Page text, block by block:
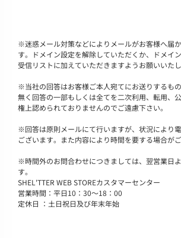
※迷惑メール対策などによりメールがお客様へ届
す。ドメイン設定を解除していただくか、ドメイ
受信リストに加えていただきますようお願いいたし
※当社の回答はお客様ご本人宛てにお送りするも
無く回答の一部もしくは全てを二次利用、転用、
権上認められておりませんのでご遠慮下さい。
※回答は原則メールにて行いますが、状況により
ございます。また内容により時間を要する場合がご
※時間外のお問合わせにつきましては、翌営業日
す。
SHEL'TTER WEB STOREカスタマーセンター
営業時間：平日10：30～18：00
定休日 ：土日祝日及び年末年始